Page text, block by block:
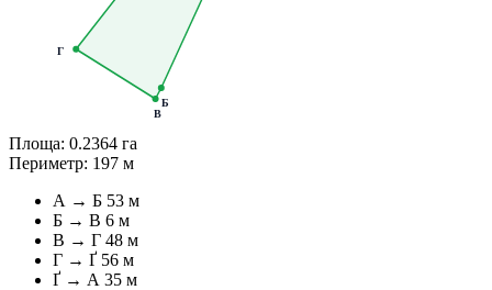
Б
В
Г
Площа: 0.2364 га
Периметр: 197 м
А → Б 53 м
Б → В 6 м
В → Г 48 м
Г → Ґ 56 м
Ґ → А 35 м